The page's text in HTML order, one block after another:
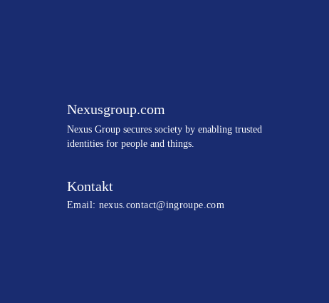
Nexusgroup.com
Nexus Group secures society by enabling trusted
identitiesfor people and things.
Kontakt
Email: nexus.contact@ingroupe.com